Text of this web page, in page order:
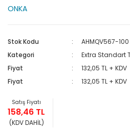
ONKA
Stok Kodu
AHMQV567-100
Kategori
Extra Standart
Fiyat
132,05 TL + KDV
Fiyat
132,05 TL + KDV
Satış Fiyatı
158,46 TL
(KDV DAHİL)